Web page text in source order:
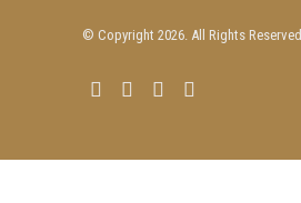
© Copyright 2026. All Rights Reserved